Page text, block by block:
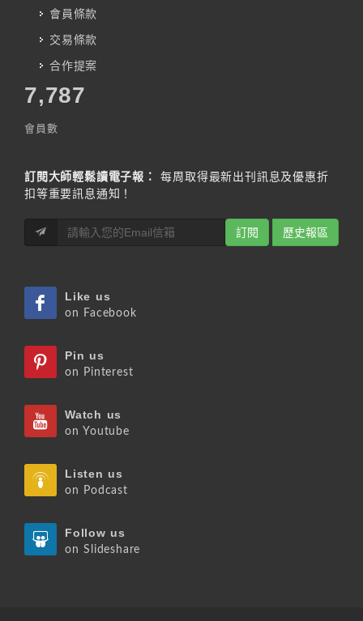
會員條款
交易條款
合作提案
7,787
會員數
訂閱大師輕鬆讀電子報：
每周取得最新出刊訊息及優惠折
扣等重要訊息通知！
訂閱 歷史報區
Like us
on Facebook
Pin us
on Pinterest
Watch us
on Youtube
Listen us
on Podcast
Follow us
on Slideshare